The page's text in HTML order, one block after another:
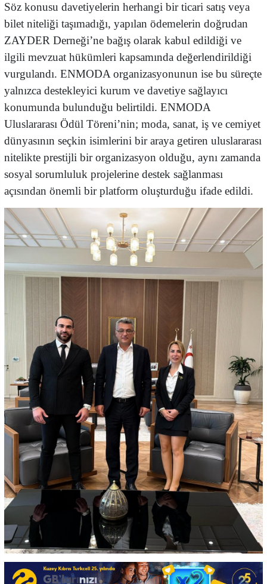
Söz konusu davetiyelerin herhangi bir ticari satış veya
bilet niteliği taşımadığı, yapılan ödemelerin doğrudan
ZAYDER Derneği’ne bağış olarak kabul edildiği ve
ilgili mevzuat hükümleri kapsamında değerlendirildiği
vurgulandı. ENMODA organizasyonunun ise bu süreçte
yalnızca destekleyici kurum ve davetiye sağlayıcı
konumunda bulunduğu belirtildi. ENMODA
Uluslararası Ödül Töreni’nin; moda, sanat, iş ve cemiyet
dünyasının seçkin isimlerini bir araya getiren uluslararası
nitelikte prestijli bir organizasyon olduğu, aynı zamanda
sosyal sorumluluk projelerine destek sağlanması
açısından önemli bir platform oluşturduğu ifade edildi.